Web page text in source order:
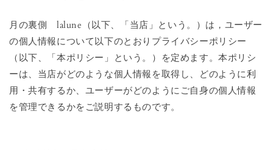
月の裏側 lalune（以下、「当店」という。）は，ユーザー
の個人情報について以下のとおりプライバシーポリシー
（以下、「本ポリシー」という。）を定めます。本ポリシ
ーは、当店がどのような個人情報を取得し、どのように利
用・共有するか、ユーザーがどのようにご自身の個人情報
を管理できるかをご説明するものです。